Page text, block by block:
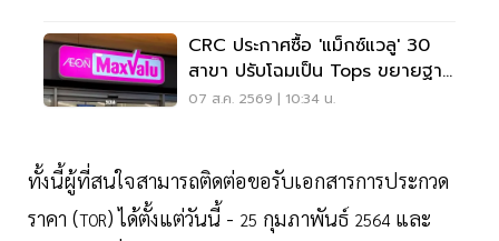
CRC ประกาศซื้อ 'แม็กซ์แวลู' 30
สาขา ปรับโฉมเป็น Tops ขยายฐาน
ลูกค้าเพิ่ม 9 แสนราย
07 ส.ค. 2569 | 10:34 น.
ทั้งนี้ผู้ที่สนใจสามารถติดต่อขอรับเอกสารการประกวด
ราคา (TOR) ได้ตั้งแต่วันนี้ - 25 กุมภาพันธ์ 2564 และ